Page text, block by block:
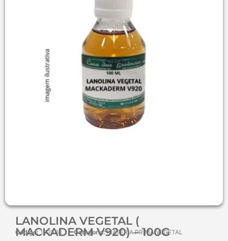
LANOLINA VEGETAL (
MACKADERM V920) – 100G
Código:102588 Categoria: MATÉRIA PRIMA VEGETAL